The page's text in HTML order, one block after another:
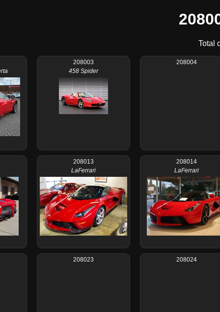
Total
208003
458 Spider
208004
208013
LaFerrari
208014
LaFerrari
208023 208024